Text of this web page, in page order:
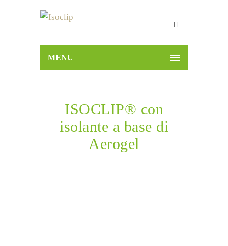
MENU
ISOCLIP® con
isolante a base di
Aerogel